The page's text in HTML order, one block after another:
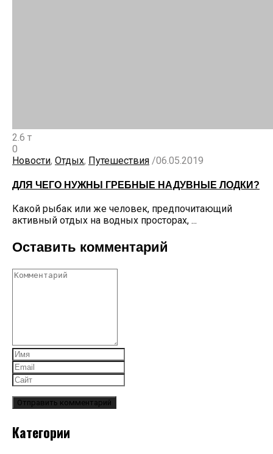
2.6 т
0
Новости, Отдых, Путешествия /06.05.2019
ДЛЯ ЧЕГО НУЖНЫ ГРЕБНЫЕ НАДУВНЫЕ ЛОДКИ?
Какой рыбак или же человек, предпочитающий
активный отдых на водных просторах, ...
Оставить комментарий
Категории